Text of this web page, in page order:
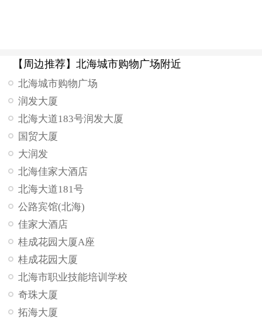
【周边推荐】北海城市购物广场附近
北海城市购物广场
润发大厦
北海大道183号润发大厦
国贸大厦
大润发
北海佳家大酒店
北海大道181号
公路宾馆(北海)
佳家大酒店
桂成花园大厦A座
桂成花园大厦
北海市职业技能培训学校
奇珠大厦
拓海大厦